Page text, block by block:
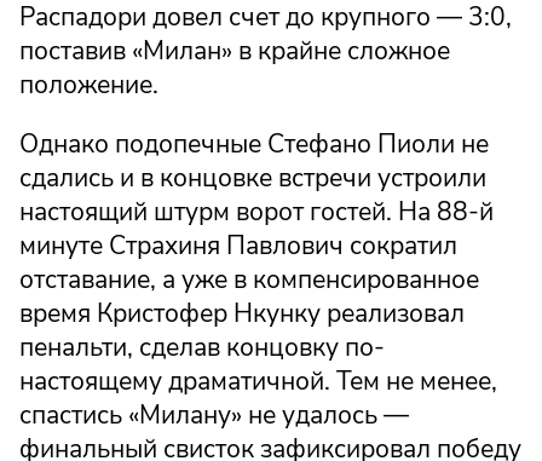
Распадори довел счет до крупного — 3:0,
поставив «Милан» в крайне сложное
положение.
Однако подопечные Стефано Пиоли не
сдались и в концовке встречи устроили
настоящий штурм ворот гостей. На 88-й
минуте Страхиня Павлович сократил
отставание, а уже в компенсированное
время Кристофер Нкунку реализовал
пенальти, сделав концовку по-
настоящему драматичной. Тем не менее,
спастись «Милану» не удалось —
финальный свисток зафиксировал победу